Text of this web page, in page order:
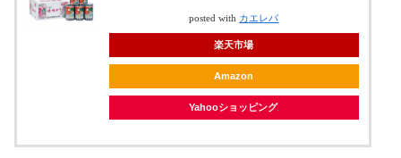
posted with カエレバ
楽天市場
Amazon
Yahooショッピング